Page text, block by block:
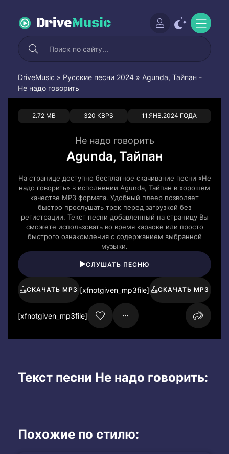
DriveMusic
DriveMusic » Русские песни 2024 » Agunda, Тайпан -
Не надо говорить
2.72 MB 320 KBPS 11.ЯНВ.2024 ГОДА
0 0
Не надо говорить
Agunda, Тайпан
На странице доступно бесплатное скачивание песни «Не
надо говорить» в исполнении Agunda, Тайпан в хорошем
качестве MP3 формата. Удобный плеер позволяет
быстро прослушать трек перед загрузкой без
регистрации. Текст песни добавленный на страницу Вы
сможете использовать во время караоке или просто
быстрого ознакомления с содержанием выбранной
музыки.
СЛУШАТЬ ПЕСНЮ
СКАЧАТЬ MP3 [xfnotgiven_mp3file] СКАЧАТЬ MP3
[xfnotgiven_mp3file]
Текст песни Не надо говорить:
Похожие по стилю: